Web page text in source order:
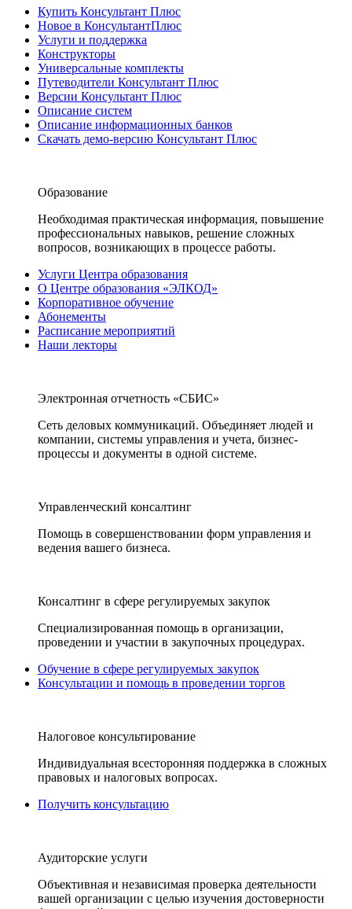
Купить Консультант Плюс
Новое в КонсультантПлюс
Услуги и поддержка
Конструкторы
Универсальные комплекты
Путеводители Консультант Плюс
Версии Консультант Плюс
Описание систем
Описание информационных банков
Скачать демо-версию Консультант Плюс
Образование
Необходимая практическая информация, повышение
профессиональных навыков, решение сложных
вопросов, возникающих в процессе работы.
Услуги Центра образования
О Центре образования «ЭЛКОД»
Корпоративное обучение
Абонементы
Расписание мероприятий
Наши лекторы
Электронная отчетность «СБИС»
Сеть деловых коммуникаций. Объединяет людей и
компании, системы управления и учета, бизнес-
процессы и документы в одной системе.
Управленческий консалтинг
Помощь в совершенствовании форм управления и
ведения вашего бизнеса.
Консалтинг в сфере регулируемых закупок
Специализированная помощь в организации,
проведении и участии в закупочных процедурах.
Обучение в сфере регулируемых закупок
Консультации и помощь в проведении торгов
Налоговое консультирование
Индивидуальная всесторонняя поддержка в сложных
правовых и налоговых вопросах.
Получить консультацию
Аудиторские услуги
Объективная и независимая проверка деятельности
вашей организации с целью изучения достоверности